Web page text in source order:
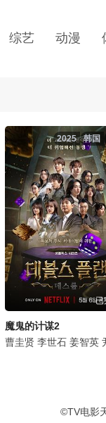
综艺 动漫
Pani Bottle 杨娜莱 金秋天
Bottle 权圣晙 朴成雄
韩国
2025
已
魔鬼的计谋2
曹圭贤 李世石 姜智英
©TV电影